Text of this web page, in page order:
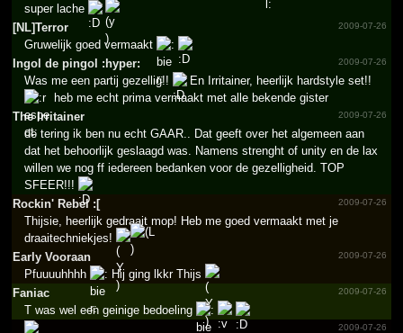
super lache
[NL]Terror
2009-07-26
Gruwelijk goed vermaakt
Ingol de pingol :hyper:
2009-07-26
Was me een partij gezellig!!
En Irritainer, heerlijk hardstyle set!!
heb me echt prima vermaakt met alle bekende gister
The Irritainer
2009-07-26
de tering ik ben nu echt GAAR.. Dat geeft over het algemeen aan
dat het behoorlijk geslaagd was. Namens strenght of unity en de lax
willen we nog ff iedereen bedanken voor de gezelligheid. TOP
SFEER!!!
Rockin' Rebel :[
2009-07-26
Thijsie, heerlijk gedraait mop! Heb me goed vermaakt met je
draaitechniekjes!
Early Vooraan
2009-07-26
Pfuuuuhhhh
Hij ging lkkr Thijs
Faniac
2009-07-26
T was wel een geinige bedoeling
2009-07-26